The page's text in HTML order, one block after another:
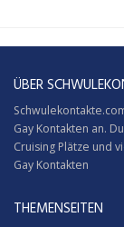
ÜBER
Gay Kontakten an.
Cruising Plätze und
Gay Kontakten
THEMENSEITEN